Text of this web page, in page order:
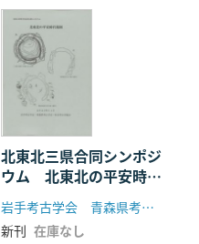
北東北三県合同シンポジ
ウム 北東北の平安時代
墓制
岩手考古学会 青森県考古学会 秋田考古学協会
新刊 在庫なし